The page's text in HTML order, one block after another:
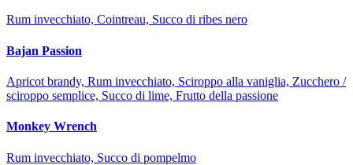
Rum invecchiato, Cointreau, Succo di ribes nero
Bajan Passion
Apricot brandy, Rum invecchiato, Sciroppo alla vaniglia, Zucchero /
sciroppo semplice, Succo di lime, Frutto della passione
Monkey Wrench
Rum invecchiato, Succo di pompelmo